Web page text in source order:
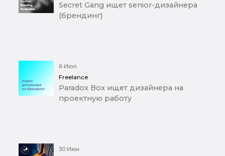
Secret Gang ищет senior-дизайнера
(брендинг)
6 Июл
Freelance
Paradox Box ищет дизайнера на
проектную работу
30 Июн